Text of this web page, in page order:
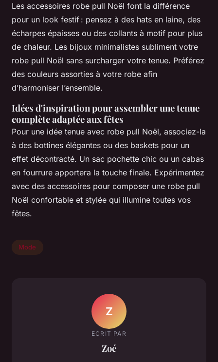
Les accessoires robe pull Noël font la différence
pour un look festif : pensez à des hats en laine, des
écharpes épaisses ou des collants à motif pour plus
de chaleur. Les bijoux minimalistes subliment votre
robe pull Noël sans surcharger votre tenue. Préférez
des couleurs assorties à votre robe afin
d’harmoniser l’ensemble.
Idées d'inspiration pour assembler une tenue
complète adaptée aux fêtes
Pour une idée tenue avec robe pull Noël, associez-la
à des bottines élégantes ou des baskets pour un
effet décontracté. Un sac pochette chic ou un cabas
en fourrure apportera la touche finale. Expérimentez
avec des accessoires pour composer une robe pull
Noël confortable et stylée qui illumine toutes vos
fêtes.
Mode
Z
ECRIT PAR
Zoé